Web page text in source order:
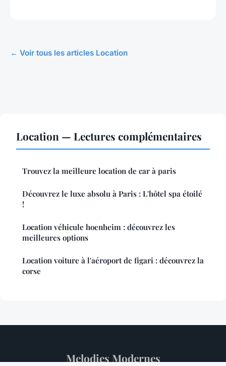
← Voir tous les articles Location
Location — Lectures complémentaires
Trouvez la meilleure location de car à paris
Découvrez le luxe absolu à Paris : L'hôtel spa étoilé
!
Location véhicule hoenheim : découvrez les
meilleures options
Location voiture à l'aéroport de figari : découvrez la
corse
Melodies Modernes